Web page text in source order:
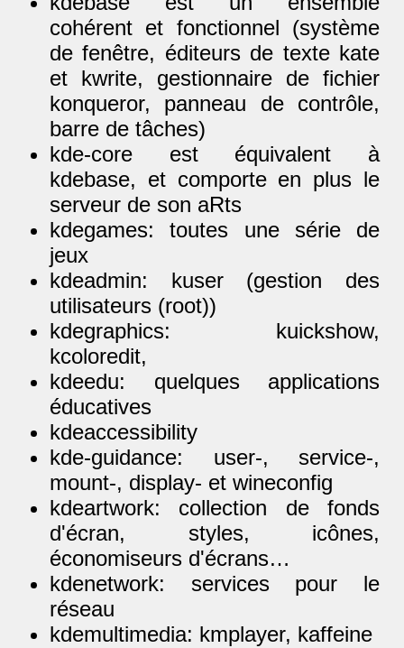
cohérent et fonctionnel (système
de fenêtre, éditeurs de texte kate
et kwrite, gestionnaire de fichier
konqueror, panneau de contrôle,
barre de tâches)
kde-core est équivalent à
kdebase, et comporte en plus le
serveur de son aRts
kdegames: toutes une série de
jeux
kdeadmin: kuser (gestion des
utilisateurs (root))
kdegraphics: kuickshow,
kcoloredit,
kdeedu: quelques applications
éducatives
kdeaccessibility
kde-guidance: user-, service-,
mount-, display- et wineconfig
kdeartwork: collection de fonds
d'écran, styles, icônes,
économiseurs d'écrans…
kdenetwork: services pour le
réseau
kdemultimedia: kmplayer, kaffeine